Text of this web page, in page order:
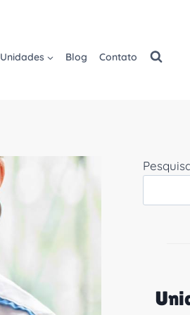
Unidades Blog Contato